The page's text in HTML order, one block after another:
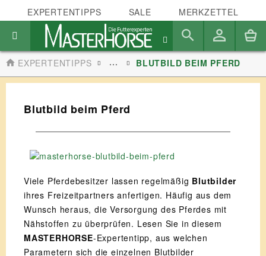
EXPERTENTIPPS SALE MERKZETTEL
EXPERTENTIPPS ... BLUTBILD BEIM PFERD
Blutbild beim Pferd
Viele Pferdebesitzer lassen regelmäßig Blutbilder
ihres Freizeitpartners anfertigen. Häufig aus dem
Wunsch heraus, die Versorgung des Pferdes mit
Nähstoffen zu überprüfen. Lesen Sie in diesem
MASTERHORSE-Expertentipp, aus welchen
Parametern sich die einzelnen Blutbilder